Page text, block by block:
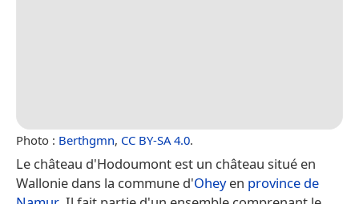
Photo : Berthgmn, CC BY-SA 4.0.
Le château d'Hodoumont est un château situé en
Wallonie dans la commune d'Oheyen province de